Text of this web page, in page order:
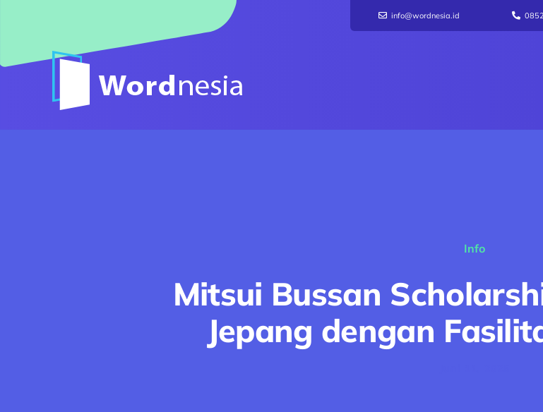
info@wordnesia.id
Info
Mitsui Bussan
Jepang dengan